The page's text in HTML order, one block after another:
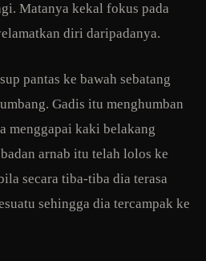
Matanya kekal fokus pada
diri daripadanya.
pantas ke bawah sebatang
Gadis itu menghumban
menggapai kaki belakang
arnab itu telah lolos ke
secara tiba-tiba dia terasa
sehingga dia tercampak ke